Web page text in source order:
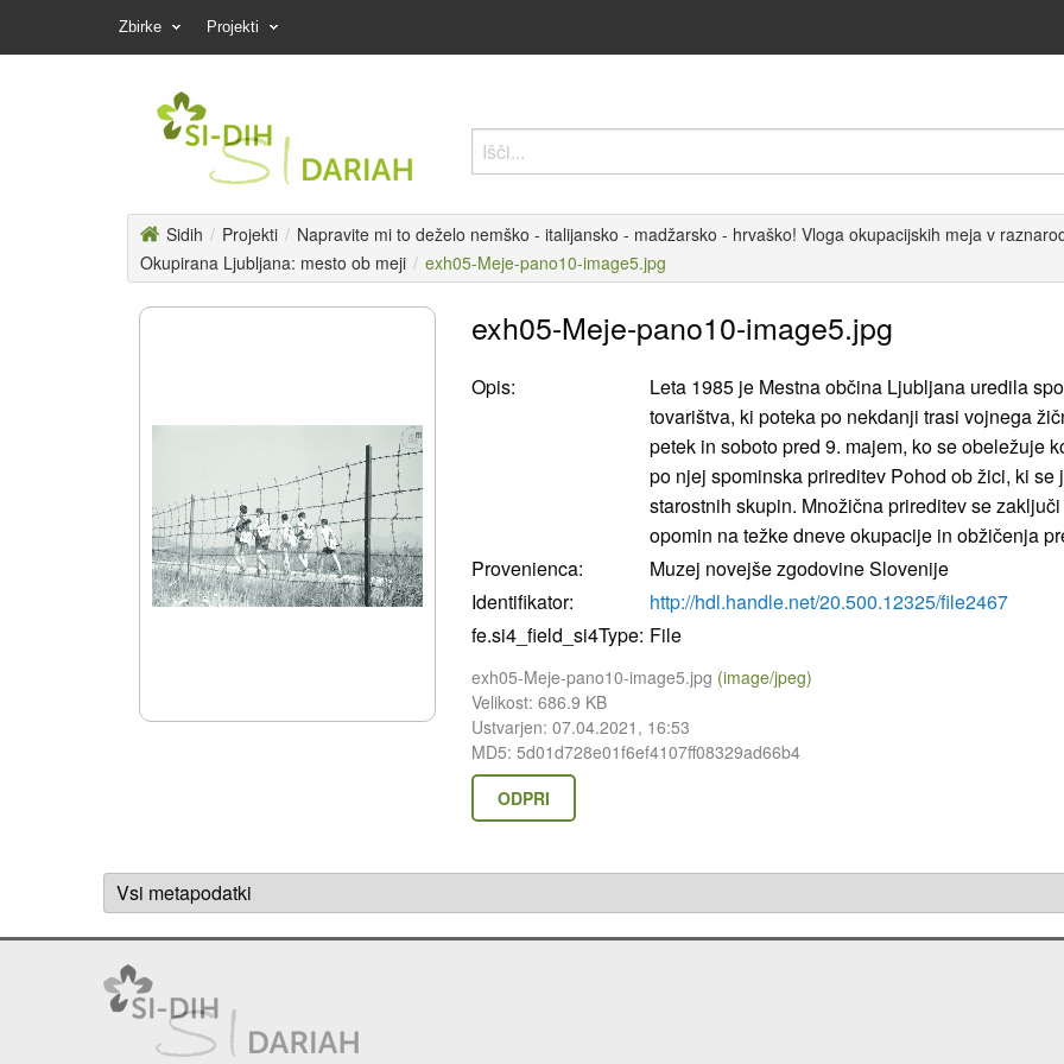
Zbirke Projekti
Sidih / Projekti / Napravite mi to deželo nemško - italijansko - madžarsko - hrvaško! Vloga okupacijskih meja v
Okupirana Ljubljana: mesto ob meji / exh05-Meje-pano10-image5.jpg
exh05-Meje-pano10-image5.jpg
Opis:
Leta 1985 je Mestna občina Ljubljana uredila
tovarištva, ki poteka po nekdanji trasi vojnega
petek in soboto pred 9. majem, ko se obeležuje
po njej spominska prireditev Pohod ob žici, ki
starostnih skupin. Množična prireditev se
opomin na težke dneve okupacije in obžičenja
Provenienca:
Muzej novejše zgodovine Slovenije
Identifikator:
http://hdl.handle.net/20.500.12325/file2467
fe.si4_field_si4Type: File
exh05-Meje-pano10-image5.jpg (image/jpeg)
Velikost: 686.9 KB
Ustvarjen: 07.04.2021, 16:53
MD5: 5d01d728e01f6ef4107ff08329ad66b4
ODPRI
Vsi metapodatki